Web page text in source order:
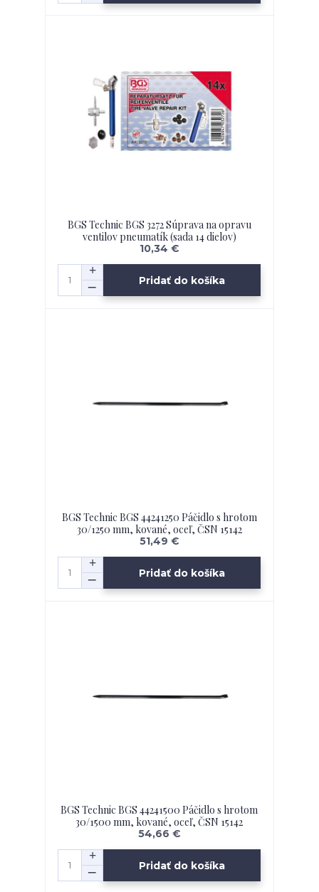
BGS Technic BGS 3272 Súprava na opravu
ventilov pneumatík (sada 14 dielov)
10,34 €
Pridať do košíka
BGS Technic BGS 44241250 Páčidlo s hrotom
30/1250 mm, kované, oceľ, ČSN 15142
51,49 €
Pridať do košíka
BGS Technic BGS 44241500 Páčidlo s hrotom
30/1500 mm, kované, oceľ, ČSN 15142
54,66 €
Pridať do košíka